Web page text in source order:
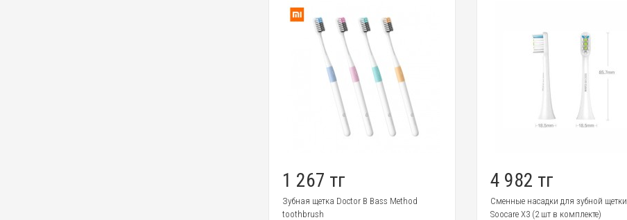
1 267 тг
Зубная щетка Doctor B Bass Method
toothbrush
4 982 тг
Сменные насадки для зубной щетки
Soocare X3 (2 шт в комплекте)